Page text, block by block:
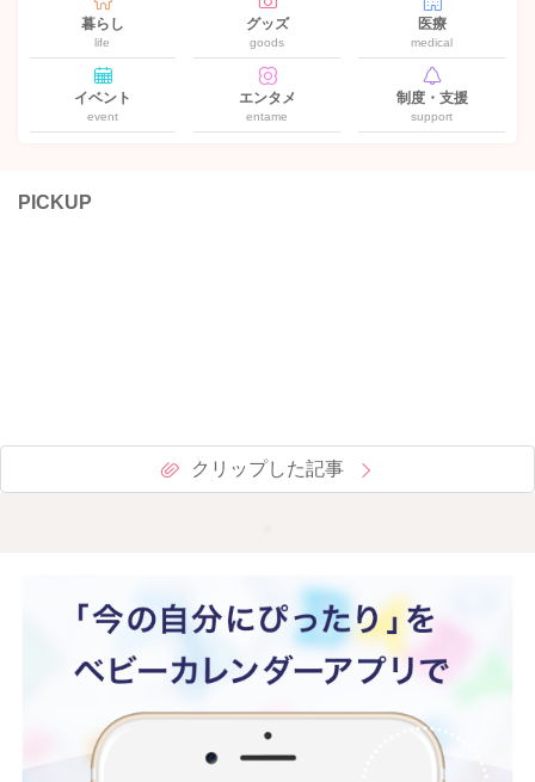
暮らし
life
グッズ
goods
医療
medical
イベント
event
エンタメ
entame
制度・支援
support
PICKUP
クリップした記事